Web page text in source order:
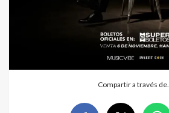
Compartir a través de…